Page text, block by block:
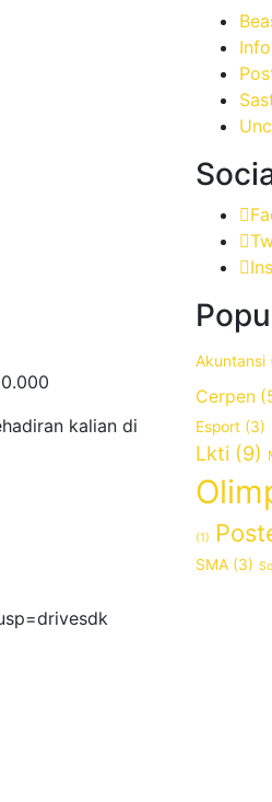
kalian di
Akuntansi
Cerpen
Esport (3)
Lkti (9)
(1)
SMA (3)